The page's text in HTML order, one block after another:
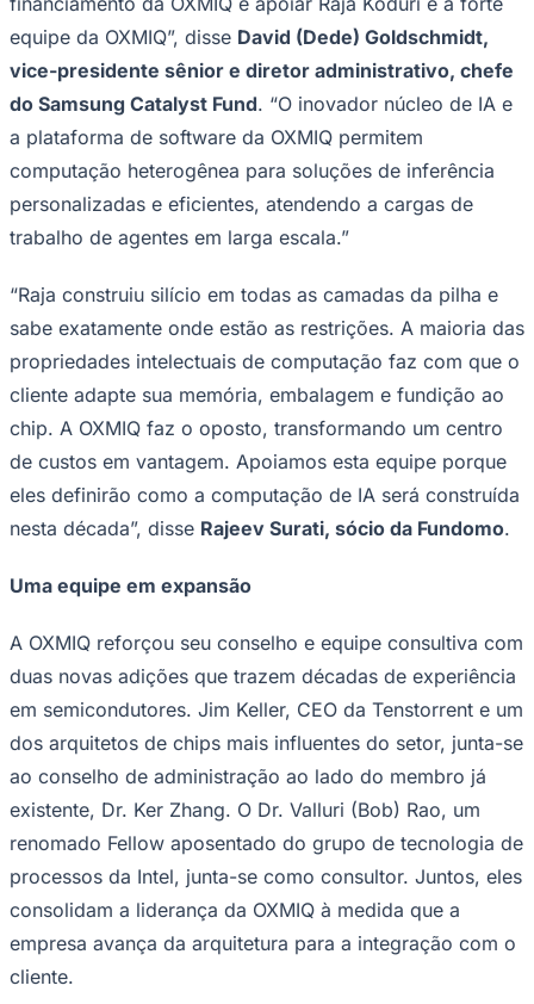
equipe da OXMIQ”, disse David (Dede) Goldschmidt,
vice-presidente sênior e diretor administrativo, chefe
do Samsung Catalyst Fund. “O inovador núcleo de IA e
a plataforma de software da OXMIQ permitem
computação heterogênea para soluções de inferência
personalizadas e eficientes, atendendo a cargas de
trabalho de agentes em larga escala.”
“Raja construiu silício em todas as camadas da pilha e
sabe exatamente onde estão as restrições. A maioria das
propriedades intelectuais de computação faz com que o
cliente adapte sua memória, embalagem e fundição ao
chip. A OXMIQ faz o oposto, transformando um centro
de custos em vantagem. Apoiamos esta equipe porque
eles definirão como a computação de IA será construída
nesta década”, disse Rajeev Surati, sócio da Fundomo.
Uma equipe em expansão
A OXMIQ reforçou seu conselho e equipe consultiva com
duas novas adições que trazem décadas de experiência
em semicondutores. Jim Keller, CEO da Tenstorrent e um
dos arquitetos de chips mais influentes do setor, junta-se
ao conselho de administração ao lado do membro já
existente, Dr. Ker Zhang. O Dr. Valluri (Bob) Rao, um
renomado Fellow aposentado do grupo de tecnologia de
processos da Intel, junta-se como consultor. Juntos, eles
consolidam a liderança da OXMIQ à medida que a
empresa avança da arquitetura para a integração com o
cliente.